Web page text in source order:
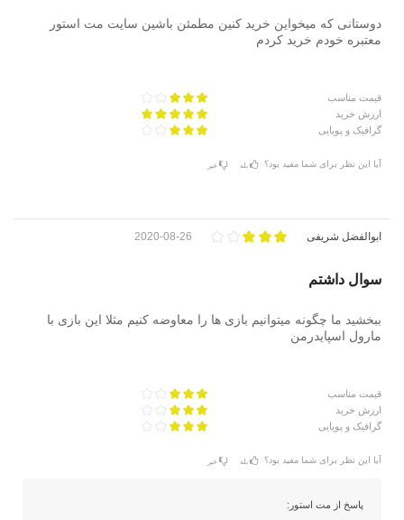
دوستانی که میخواین خرید کنین مطمئن باشین سایت مت استور
معتبره خودم خرید کردم
قیمت مناسب
ارزش خرید
گرافیک و پویایی
آیا این نظر برای شما مفید بود؟ بله خیر
ابوالفضل شریفی 2020-08-26
سوال داشتم
ببخشید ما چگونه میتوانیم بازی ها را معاوضه کنیم مثلا این بازی با
مارول اسپایدرمن
قیمت مناسب
ارزش خرید
گرافیک و پویایی
آیا این نظر برای شما مفید بود؟ بله خیر
پاسخ از مت استور: